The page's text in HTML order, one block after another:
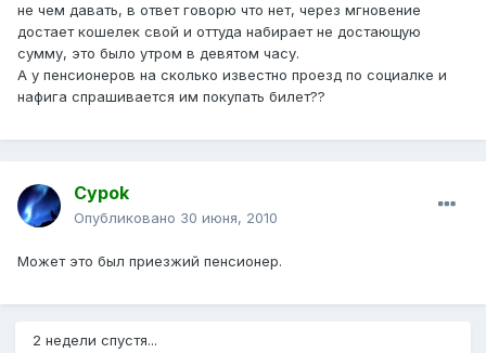
не чем давать, в ответ говорю что нет, через мгновение
достает кошелек свой и оттуда набирает не достающую
сумму, это было утром в девятом часу.
А у пенсионеров на сколько известно проезд по социалке и
нафига спрашивается им покупать билет??
Cypok
Опубликовано 30 июня, 2010
Может это был приезжий пенсионер.
2 недели спустя...